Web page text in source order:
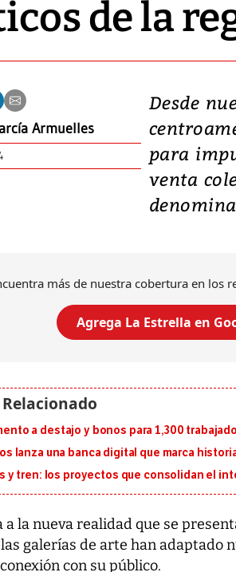
de la
Armuelles
Desde
para
venta
más de nuestra cobertura en los
Agrega La Estrella en
a destajo y bonos para 1,300
lanza una banca digital que marca
y tren: los proyectos que consolidan el
a la nueva realidad que se
galerías de arte han adaptado
con su público.